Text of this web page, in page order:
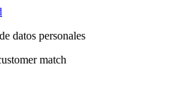
datos personales
match